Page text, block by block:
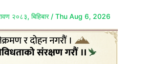
२०८३, बिहिबार / Thu Aug 6, 2026